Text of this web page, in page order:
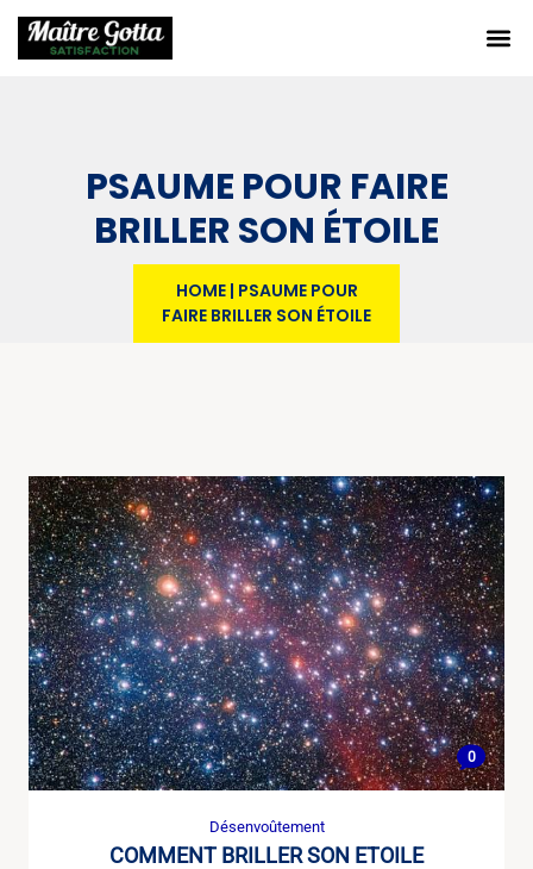
PSAUME POUR FAIRE
BRILLER SON ÉTOILE
HOME| PSAUME POUR
FAIRE BRILLER SON ÉTOILE
0
Désenvoûtement
COMMENT BRILLER SON ETOILE